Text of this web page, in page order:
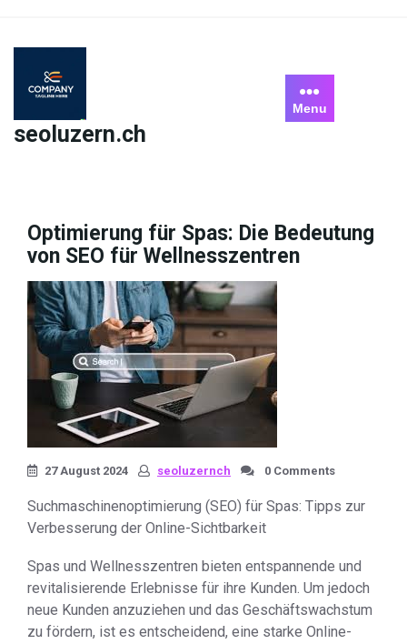
content
seoluzern.ch
Menu
Optimierung für Spas: Die Bedeutung
von SEO für Wellnesszentren
27 August 2024 seoluzernch 0 Comments
Suchmaschinenoptimierung (SEO) für Spas: Tipps zur
Verbesserung der Online-Sichtbarkeit
Spas und Wellnesszentren bieten entspannende und
revitalisierende Erlebnisse für ihre Kunden. Um jedoch
neue Kunden anzuziehen und das Geschäftswachstum
zu fördern, ist es entscheidend, eine starke Online-